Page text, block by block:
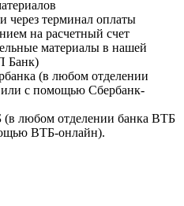
через терминал оплаты
на расчетный счет
материалы в нашей
Банк)
(в любом отделении
или с помощью Сбербанк-
(в любом отделении банка ВТБ
ВТБ-онлайн).